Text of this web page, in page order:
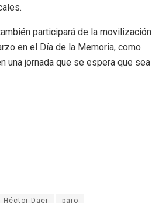
participará de la movilización
en el Día de la Memoria, como
una jornada que se espera que sea
Héctor Daer paro